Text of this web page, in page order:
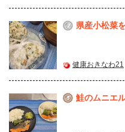
2 県産⼩松菜
健康おきなわ21
3 鮭のムニエ